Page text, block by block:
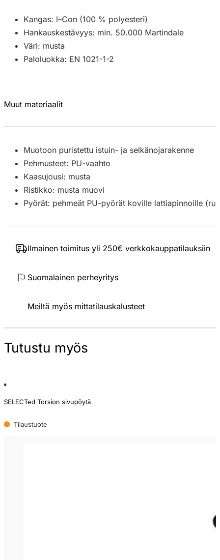
Kangas: I–Con (100 % polyesteri)
Hankauskestävyys: min. 50.000 Martindale
Väri: musta
Paloluokka: EN 1021-1-2
Muut materiaalit
Muotoon puristettu istuin- ja selkänojarakenne
Pehmusteet: PU-vaahto
Kaasujousi: musta
Ristikko: musta muovi
Pyörät: pehmeät PU-pyörät koville lattiapinnoille
Ilmainen toimitus yli 250€ verkkokauppatilauksiin
Suomalainen perheyritys
Meiltä myös mittatilauskalusteet
Tutustu myös
SELECTed Torsion sivupöytä
Tilaustuote